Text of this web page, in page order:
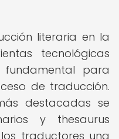
literaria en la
tecnológicas
para
de traducción.
destacadas se
y thesaurus
traductores una